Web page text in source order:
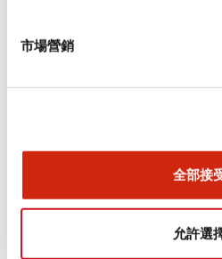
市場營銷
全部接
允許選
型錄和宣傳手冊 CAD檔 認證與